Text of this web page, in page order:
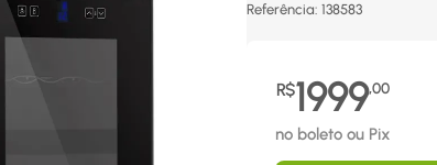
Referência: 138583
R$1999,00
no boleto ou Pix